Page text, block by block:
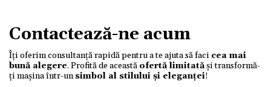
Contactează-ne acum
Îți oferim consultanță rapidă pentru a te ajuta să faci cea mai
bună alegere. Profită de această ofertă limitatăși transformă-
ți mașina într-unsimbol al stilului și eleganței!